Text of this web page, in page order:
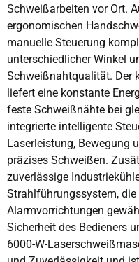
Schweißarbeiten vor Ort.
ergonomischen
manuelle Steuerung
unterschiedlicher Winkel
Schweißnahtqualität. Der
liefert eine konstante
feste Schweißnähte bei
integrierte intelligente
Laserleistung, Bewegung
präzises Schweißen.
zuverlässige
Strahlführungssystem,
Alarmvorrichtungen
Sicherheit des Bedieners
6000-W-